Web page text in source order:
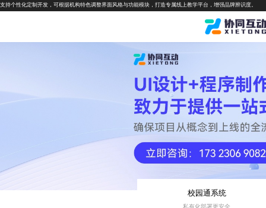
支持个性化定制开发，可根据机构特色调整界面风格与功能模块，打造专属线上教学平台，增强品牌辨识度。
校园通系统